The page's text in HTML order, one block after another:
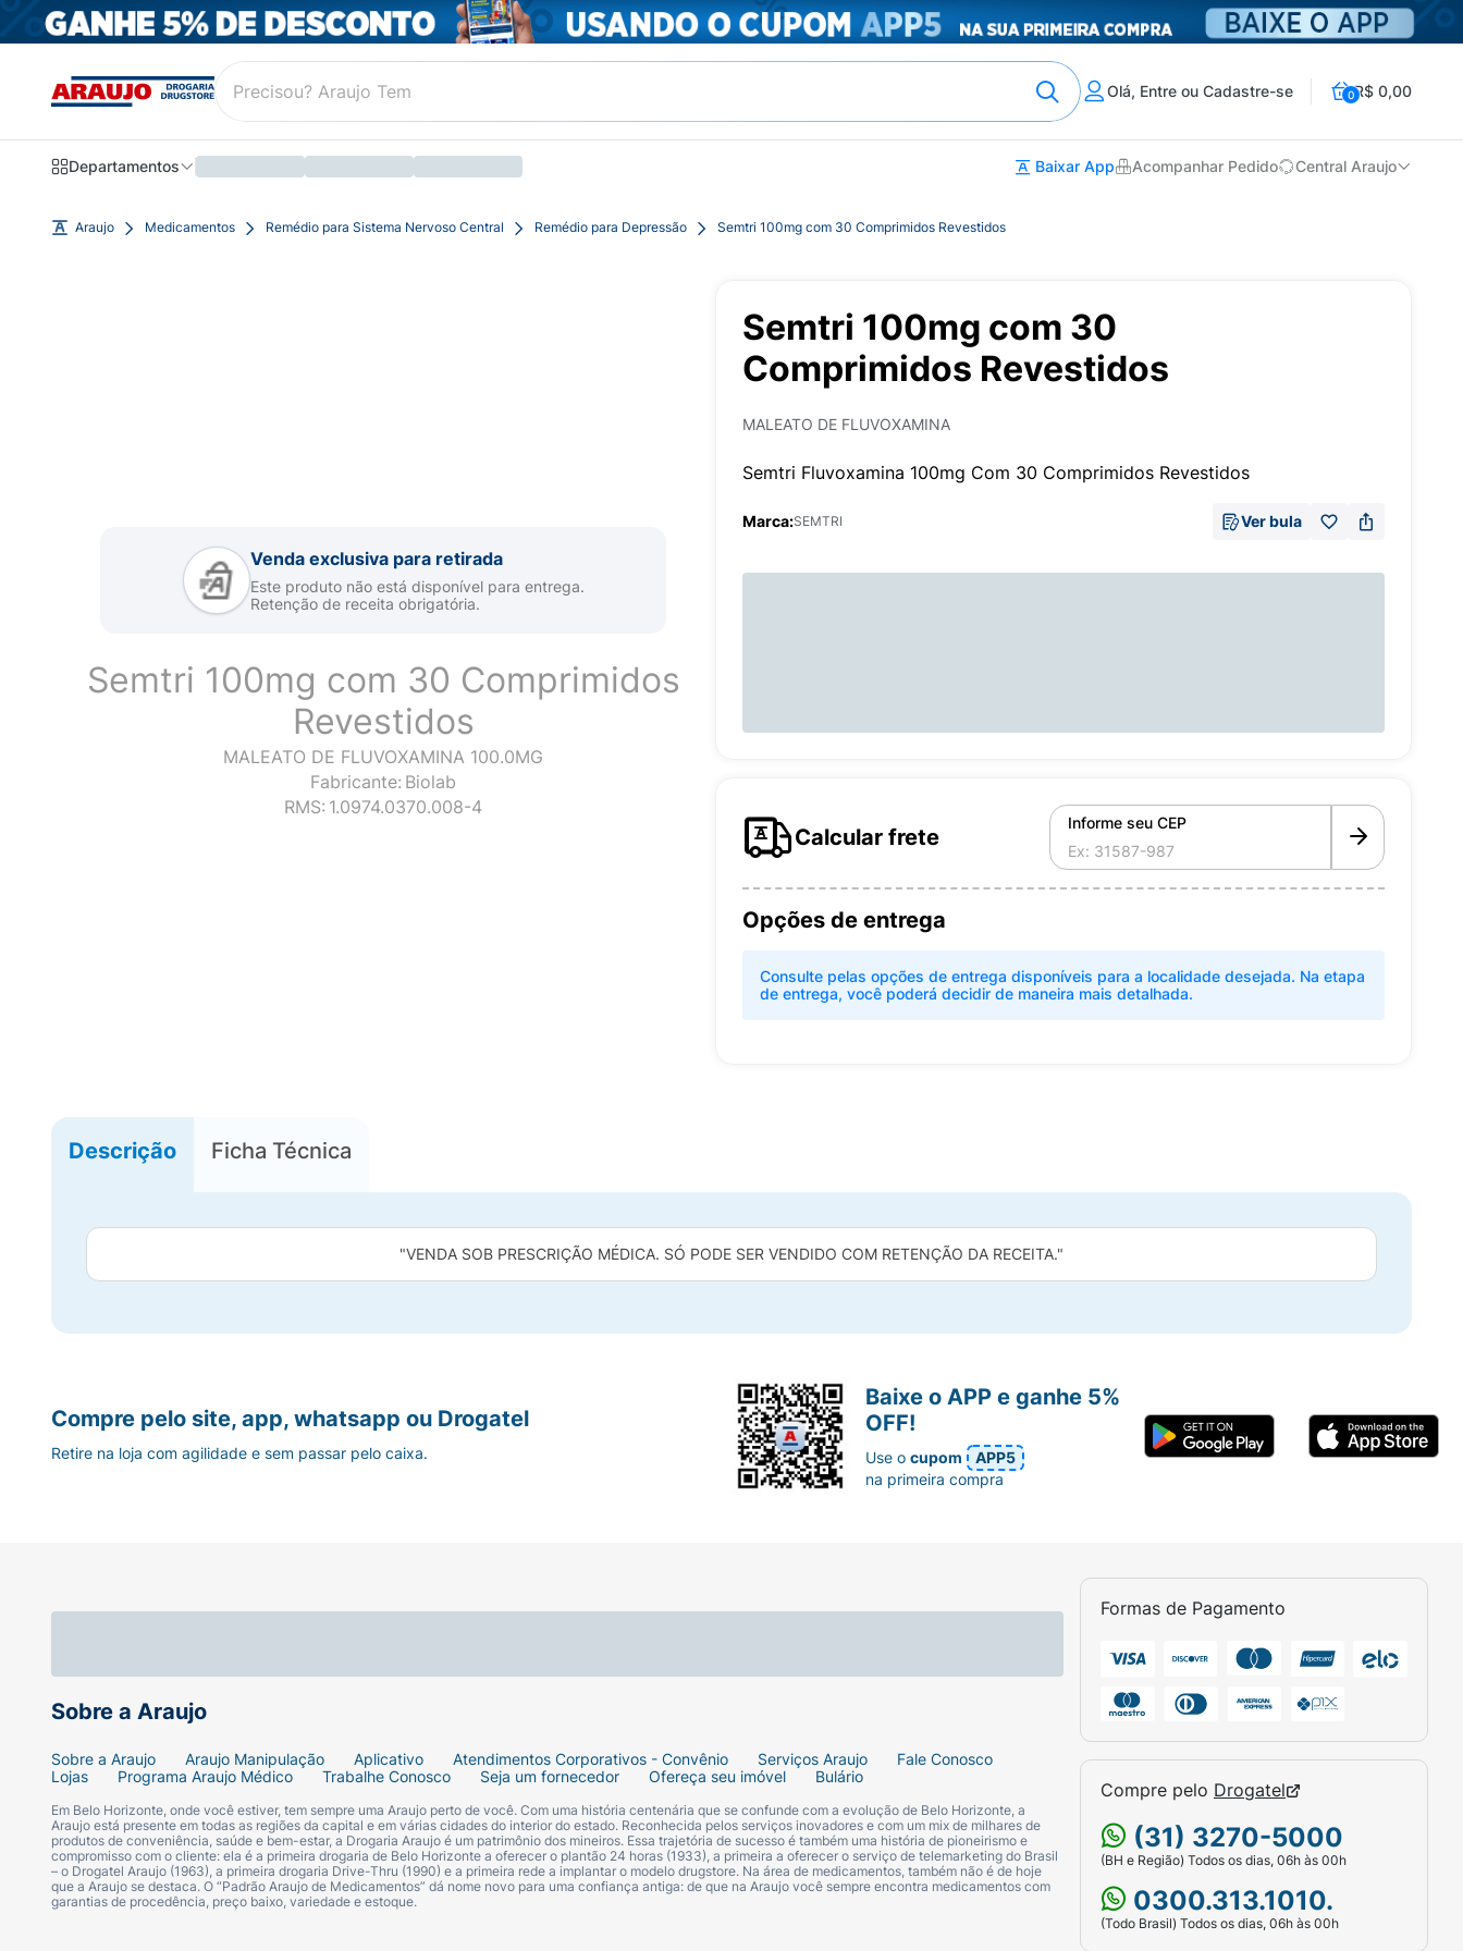
Olá, Entre ou Cadastre-se 0R$ 0,00
Departamentos Baixar App Acompanhar Pedido Central Araujo
Araujo Medicamentos Remédio para Sistema Nervoso Central Remédio para Depressão Semtri 100mg com 30 Comprimidos Revestidos
Venda exclusiva para retirada
Este produto não está disponível para entrega.
Retenção de receita obrigatória.
Semtri 100mg com 30 Comprimidos
Revestidos
MALEATO DE FLUVOXAMINA 100.0MG
Fabricante: Biolab
RMS: 1.0974.0370.008-4
Semtri 100mg com 30
Comprimidos Revestidos
MALEATO DE FLUVOXAMINA
Semtri Fluvoxamina 100mg Com 30 Comprimidos Revestidos
Marca:SEMTRI Ver bula
Calcular frete
Informe seu CEP
Opções de entrega
Consulte pelas opções de entrega disponíveis para a localidade desejada. Na etapa
de entrega, você poderá decidir de maneira mais detalhada.
Descrição Ficha Técnica
"VENDA SOB PRESCRIÇÃO MÉDICA. SÓ PODE SER VENDIDO COM RETENÇÃO DA RECEITA."
Sobre a Araujo
Sobre a Araujo Araujo Manipulação Aplicativo Atendimentos Corporativos - Convênio Serviços Araujo
Fale Conosco
Lojas
Programa Araujo Médico Trabalhe Conosco Seja um fornecedor Ofereça seu imóvel Bulário
Em Belo Horizonte, onde você estiver, tem sempre uma Araujo perto de você. Com uma história centenária que se confunde com a evolução de Belo Horizonte, a
Araujo está presente em todas as regiões da capital e em várias cidades do interior do estado. Reconhecida pelos serviços inovadores e com um mix de milhares de
produtos de conveniência, saúde e bem-estar, a Drogaria Araujo é um patrimônio dos mineiros. Essa trajetória de sucesso é também uma história de pioneirismo e
compromisso com o cliente: ela é a primeira drogaria de Belo Horizonte a oferecer o plantão 24 horas (1933), a primeira a oferecer o serviço de telemarketing do Brasil
– o Drogatel Araujo (1963), a primeira drogaria Drive-Thru (1990) e a primeira rede a implantar o modelo drugstore. Na área de medicamentos, também não é de hoje
que a Araujo se destaca. O “Padrão Araujo de Medicamentos” dá nome novo para uma confiança antiga: de que na Araujo você sempre encontra medicamentos com
garantias de procedência, preço baixo, variedade e estoque.
Formas de Pagamento
Compre pelo Drogatel
(31) 3270-5000
(BH e Região) Todos os dias, 06h às 00h
0300.313.1010.
(Todo Brasil) Todos os dias, 06h às 00h
Compre pelo site, app, whatsapp ou Drogatel
Retire na loja com agilidade e sem passar pelo caixa.
Baixe o APP e ganhe 5%
OFF!
Use ocupom
APP5
na primeira compra